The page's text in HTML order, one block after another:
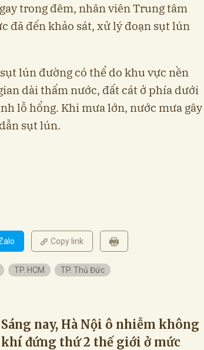
trong đêm, nhân viên Trung tâm
đã đến khảo sát, xử lý đoạn sụt lún
lún đường có thể do khu vực nền
dài thấm nước, đất cát ở phía dưới
lỗ hổng. Khi mưa lớn, nước mưa gây
sụt lún.
Copy link
TP. HCM TP. Thủ Đức
Sáng nay, Hà Nội ô nhiễm không
khí đứng thứ 2 thế giới ở mức